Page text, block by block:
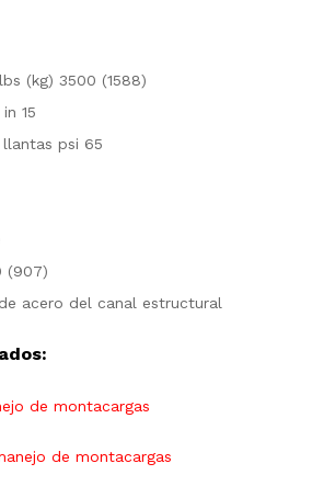
(kg) 3500 (1588)
15
llantas psi 65
(907)
acero del canal estructural
de montacargas
de montacargas